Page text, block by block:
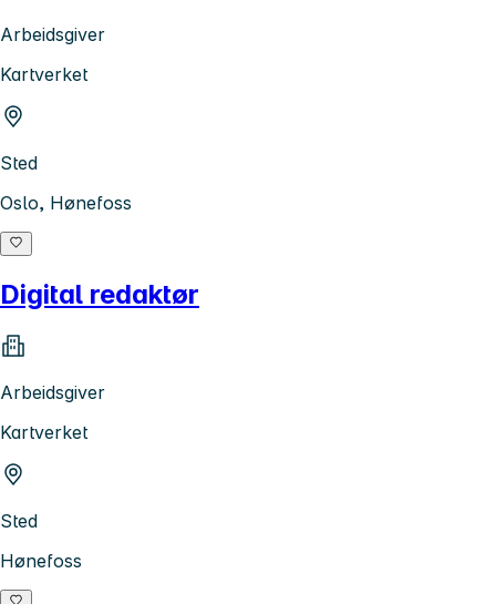
Arbeidsgiver
Kartverket
Sted
Oslo, Hønefoss
Digital redaktør
Arbeidsgiver
Kartverket
Sted
Hønefoss